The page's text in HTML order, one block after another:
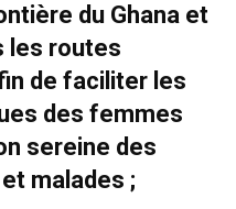
du Ghana et
les routes
de faciliter les
des femmes
sereine des
malades ;